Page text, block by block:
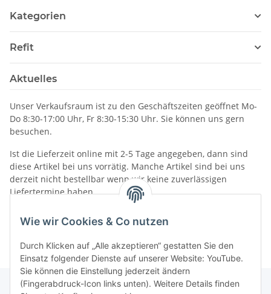
Wie wir Cookies & Co nutzen
Durch Klicken auf „Alle akzeptieren“ gestatten Sie den
Einsatz folgender Dienste auf unserer Website: YouTube.
Sie können die Einstellung jederzeit ändern
(Fingerabdruck-Icon links unten). Weitere Details finden
Kategorien
Refit
Aktuelles
Unser Verkaufsraum ist zu den Geschäftszeiten geöffnet Mo-
Do 8:30-17:00 Uhr, Fr 8:30-15:30 Uhr. Sie können uns gern
besuchen.
Ist die Lieferzeit online mit 2-5 Tage angegeben, dann sind
diese Artikel bei uns vorrätig. Manche Artikel sind bei uns
derzeit nicht bestellbar wenn wir keine zuverlässigen
Liefertermine haben.